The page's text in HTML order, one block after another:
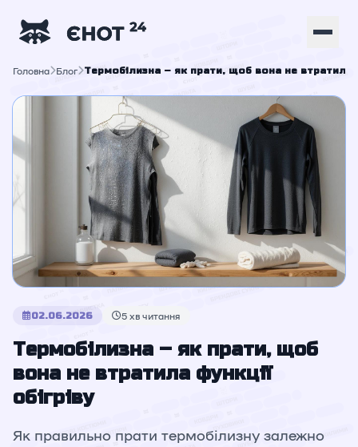
Головна Блог Термобілизна – як прати, щоб вона не втратила
02.06.2026 5 хв читання
Термобілизна – як прати, щоб
вона не втратила функції
обігріву
Як правильно прати термобілизну залежно